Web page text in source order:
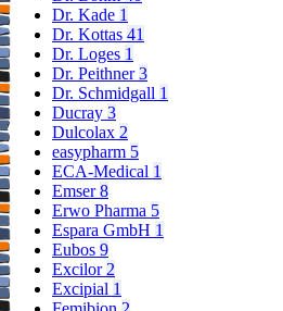
Dr. Kade 1
Dr. Kottas 41
Dr. Loges 1
Dr. Peithner3
Dr. Schmidgall 1
Ducray 3
Dulcolax 2
easypharm 5
ECA-Medical 1
Emser8
Erwo Pharma 5
Espara GmbH 1
Eubos 9
Excilor2
Excipial 1